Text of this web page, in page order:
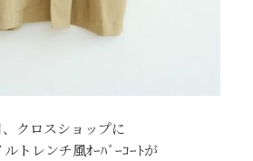
クロスショップに
ルトレンチ風ｵｰﾊﾞｰｺｰﾄが